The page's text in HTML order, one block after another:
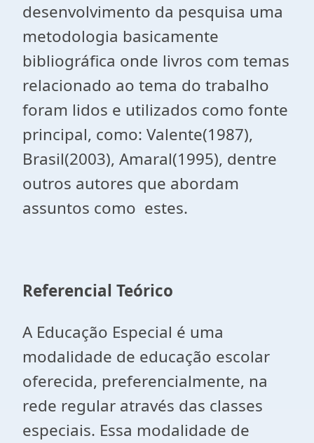
desenvolvimento da pesquisa uma
metodologia basicamente
bibliográfica onde livros com temas
relacionado ao tema do trabalho
foram lidos e utilizados como fonte
principal, como: Valente(1987),
Brasil(2003), Amaral(1995), dentre
outros autores que abordam
assuntos como estes.
Referencial Teórico
A Educação Especial é uma
modalidade de educação escolar
oferecida, preferencialmente, na
rede regular através das classes
especiais. Essa modalidade de